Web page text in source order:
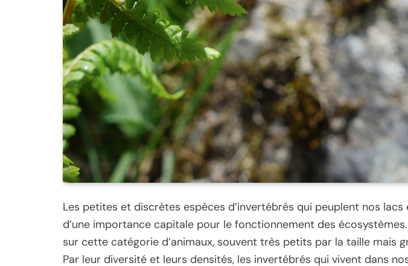
Les petites et discrètes espèces d’invertébrés qui peuplent nos
d’une importance capitale pour le fonctionnement des
sur cette catégorie d’animaux, souvent très petits par la taille mais
Par leur diversité et leurs densités, les invertébrés qui vivent dans